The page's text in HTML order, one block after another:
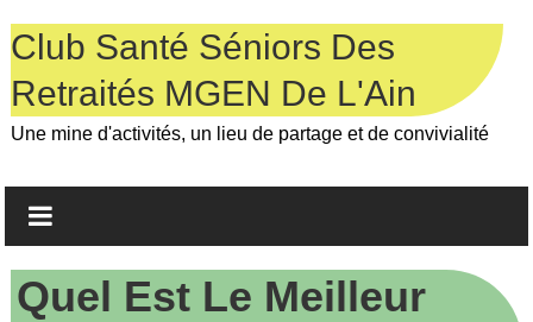
to
content
Club Santé Séniors Des
Retraités MGEN De L'Ain
Une mine d'activités, un lieu de partage et de convivialité
Quel Est Le Meilleur